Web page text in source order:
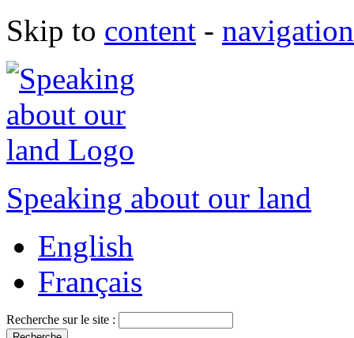
Skip to content - navigation
Speaking about our land
English
Français
Recherche sur le site :